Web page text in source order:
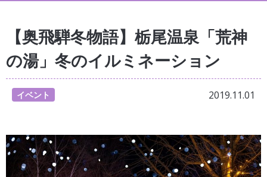
【奥飛騨冬物語】栃尾温泉「荒神
の湯」冬のイルミネーション
イベント 2019.11.01